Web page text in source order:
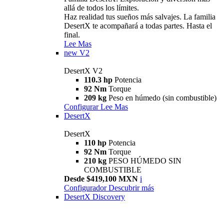
allá de todos los límites.
Haz realidad tus sueños más salvajes. La familia
DesertX te acompañará a todas partes. Hasta el
final.
Lee Mas
new V2
DesertX V2
110.3 hp Potencia
92 Nm Torque
209 kg Peso en húmedo (sin combustible)
Configurar Lee Mas
DesertX
DesertX
110 hp Potencia
92 Nm Torque
210 kg PESO HÚMEDO SIN
COMBUSTIBLE
Desde $419,100 MXN i
Configurador Descubrir más
DesertX Discovery